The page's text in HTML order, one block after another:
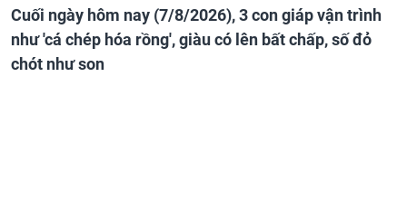
Cuối ngày hôm nay (7/8/2026), 3 con giáp vận trình
như 'cá chép hóa rồng', giàu có lên bất chấp, số đỏ
chót như son